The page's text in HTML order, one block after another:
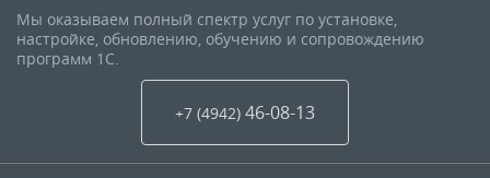
Мы оказываем полный спектр услуг по установке,
настройке, обновлению, обучению и сопровождению
программ 1С.
+7 (4942) 46-08-13